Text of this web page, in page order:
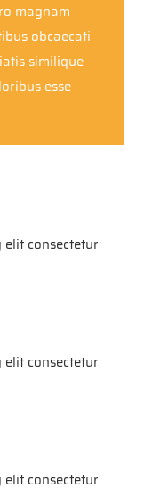
magnam
obcaecati
similique
esse
consectetur
consectetur
consectetur